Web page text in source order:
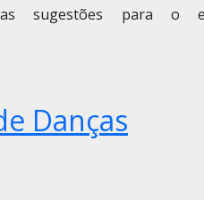
sugestões para o
Danças